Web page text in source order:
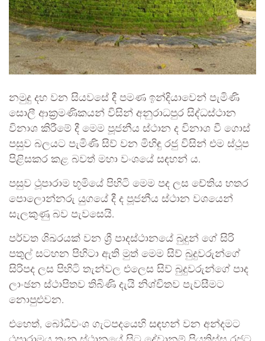
නමුදු දහ වන සියවසේ දී පමණ ඉන්දියාවෙන් පැමිණි
සොලී ආක්‍රමණිකයන් විසින් අනුරාධපුර සිද්ධස්ථාන
විනාශ කිරීමේ දී මෙම පූජනීය ස්ථාන ද විනාශ වී ගොස්
පසුව බලයට පැමිණි සිව් වන මිහිඳු රජු විසින් එම ස්ථූප
පිළිසකර කළ බවත් මහා වංශයේ සඳහන් ය.
පසුව ථූපාරාම භූමියේ පිහිටි මෙම පද ලස චේතිය හතර
පොලොන්නරු යුගයේ දී ද පූජනීය ස්ථාන වශයෙන්
සැලකුණු බව පැවසෙයි.
පර්වත ශිඛරයක් වන ශ්‍රී පාදස්ථානයේ බුදුන් ගේ සිරි
පතුල් සටහන පිහිටා ඇති මුත් මෙම සිව් බුදුවරුන්ගේ
සිරිපද ලස පිහිටි තැන්වල එලෙස සිව් බුදුවරුන්ගේ පාද
ලාංඡන ස්ථාපිතව තිබිණි දැයි නිශ්චිතව පැවසීමට
නොපුළුවන.
එහෙත්, බෝධිවංශ ගැටපදයෙහි සඳහන් වන අන්දමට